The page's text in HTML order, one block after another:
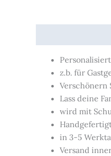
z.b. für
Verschönern
Lass deine
wird mit
in 3-5
Versand